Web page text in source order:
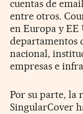
cuentas de
entre otros.
en Europa y EE
departamentos
nacional,
empresas e
Por su parte, la
SingularCover